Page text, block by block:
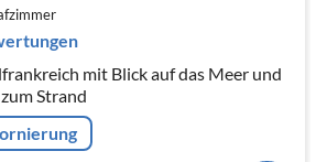
mit Blick auf das Meer und
Strand